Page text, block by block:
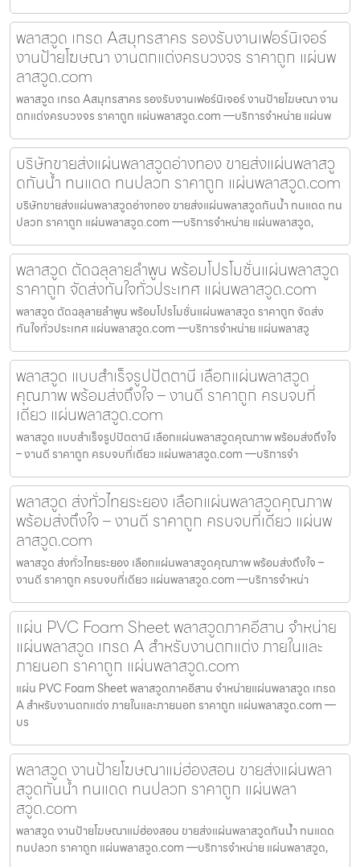
พลาสวูด เกรด Aสมุทรสาคร รองรับงานเฟอร์นิเจอร์
งานป้ายโฆษณา งานตกแต่งครบวงจร ราคาถูก แผ่นพ
ลาสวูด.com
พลาสวูด เกรด Aสมุทรสาคร รองรับงานเฟอร์นิเจอร์ งานป้ายโฆษณา งาน
ตกแต่งครบวงจร ราคาถูก แผ่นพลาสวูด.com —บริการจำหน่าย แผ่นพ
บริษัทขายส่งแผ่นพลาสวูดอ่างทอง ขายส่งแผ่นพลาสวู
ดกันน้ำ ทนแดด ทนปลวก ราคาถูก แผ่นพลาสวูด.com
บริษัทขายส่งแผ่นพลาสวูดอ่างทอง ขายส่งแผ่นพลาสวูดกันน้ำ ทนแดด ทน
ปลวก ราคาถูก แผ่นพลาสวูด.com —บริการจำหน่าย แผ่นพลาสวูด,
พลาสวูด ตัดฉลุลายลำพูน พร้อมโปรโมชั่นแผ่นพลาสวูด
ราคาถูก จัดส่งทันใจทั่วประเทศ แผ่นพลาสวูด.com
พลาสวูด ตัดฉลุลายลำพูน พร้อมโปรโมชั่นแผ่นพลาสวูด ราคาถูก จัดส่ง
ทันใจทั่วประเทศ แผ่นพลาสวูด.com —บริการจำหน่าย แผ่นพลาสวู
พลาสวูด แบบสำเร็จรูปปัตตานี เลือกแผ่นพลาสวูด
คุณภาพ พร้อมส่งถึงใจ – งานดี ราคาถูก ครบจบที่
เดียว แผ่นพลาสวูด.com
พลาสวูด แบบสำเร็จรูปปัตตานี เลือกแผ่นพลาสวูดคุณภาพ พร้อมส่งถึงใจ
– งานดี ราคาถูก ครบจบที่เดียว แผ่นพลาสวูด.com —บริการจำ
พลาสวูด ส่งทั่วไทยระยอง เลือกแผ่นพลาสวูดคุณภาพ
พร้อมส่งถึงใจ – งานดี ราคาถูก ครบจบที่เดียว แผ่นพ
ลาสวูด.com
พลาสวูด ส่งทั่วไทยระยอง เลือกแผ่นพลาสวูดคุณภาพ พร้อมส่งถึงใจ –
งานดี ราคาถูก ครบจบที่เดียว แผ่นพลาสวูด.com —บริการจำหน่า
แผ่น PVC Foam Sheet พลาสวูดภาคอีสาน จำหน่าย
แผ่นพลาสวูด เกรด A สำหรับงานตกแต่ง ภายในและ
ภายนอก ราคาถูก แผ่นพลาสวูด.com
แผ่น PVC Foam Sheet พลาสวูดภาคอีสาน จำหน่ายแผ่นพลาสวูด เกรด
A สำหรับงานตกแต่ง ภายในและภายนอก ราคาถูก แผ่นพลาสวูด.com —
บร
พลาสวูด งานป้ายโฆษณาแม่ฮ่องสอน ขายส่งแผ่นพลา
สวูดกันน้ำ ทนแดด ทนปลวก ราคาถูก แผ่นพลา
สวูด.com
พลาสวูด งานป้ายโฆษณาแม่ฮ่องสอน ขายส่งแผ่นพลาสวูดกันน้ำ ทนแดด
ทนปลวก ราคาถูก แผ่นพลาสวูด.com —บริการจำหน่าย แผ่นพลาสวูด,